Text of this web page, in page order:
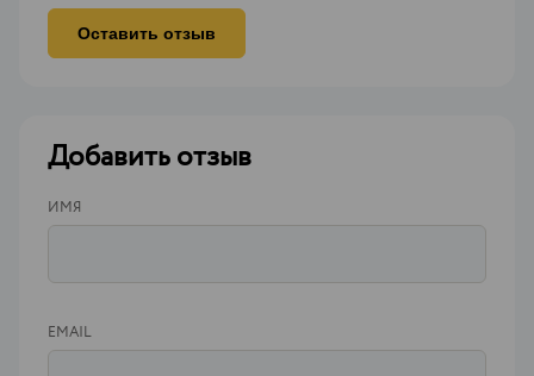
Оставить отзыв
Добавить отзыв
ИМЯ
EMAIL